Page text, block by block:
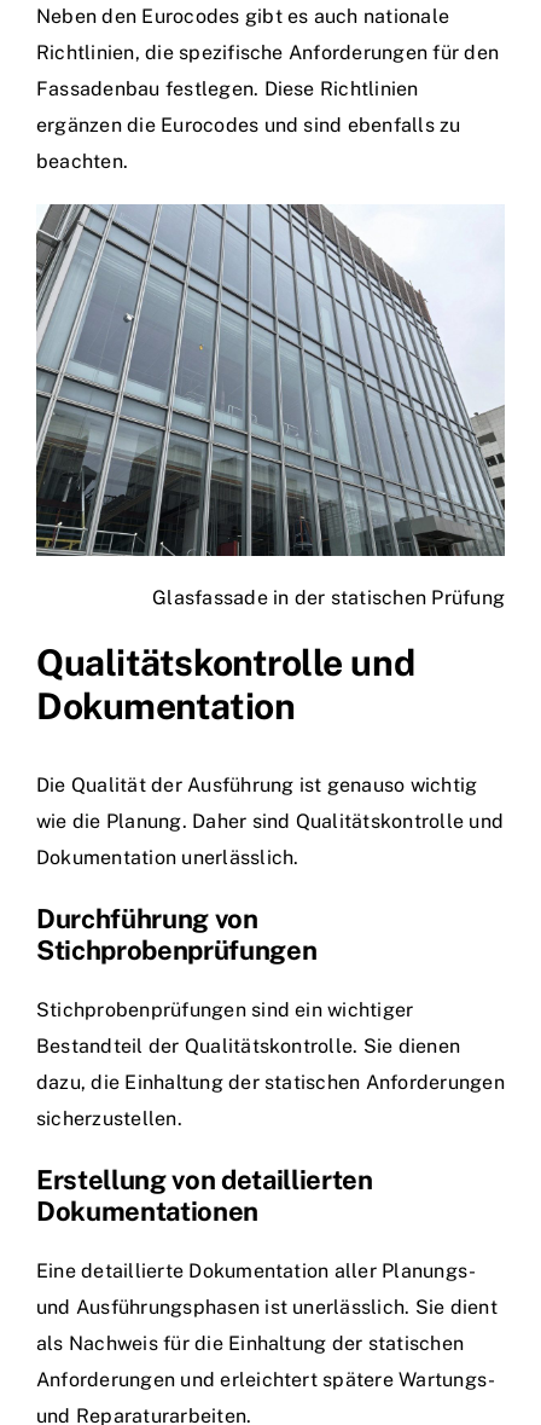
Neben den Eurocodes gibt es auch nationale
Richtlinien, die spezifische Anforderungen für den
Fassadenbau festlegen. Diese Richtlinien
ergänzen die Eurocodes und sind ebenfalls zu
beachten.
Glasfassade in der statischen Prüfung
Qualitätskontrolle und
Dokumentation
Die Qualität der Ausführung ist genauso wichtig
wie die Planung. Daher sind Qualitätskontrolle und
Dokumentation unerlässlich.
Durchführung von
Stichprobenprüfungen
Stichprobenprüfungen sind ein wichtiger
Bestandteil der Qualitätskontrolle. Sie dienen
dazu, die Einhaltung der statischen Anforderungen
sicherzustellen.
Erstellung von detaillierten
Dokumentationen
Eine detaillierte Dokumentation aller Planungs-
und Ausführungsphasen ist unerlässlich. Sie dient
als Nachweis für die Einhaltung der statischen
Anforderungen und erleichtert spätere Wartungs-
und Reparaturarbeiten.